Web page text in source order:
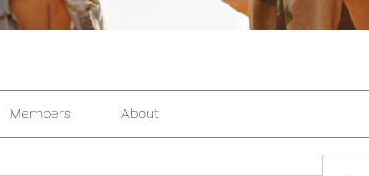
Members About